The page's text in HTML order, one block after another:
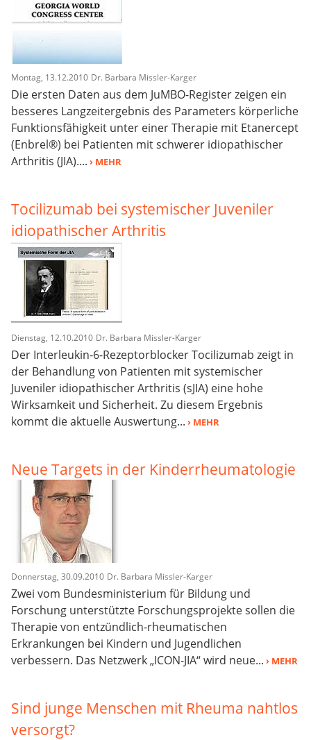
Montag, 13.12.2010 Dr. Barbara Missler-Karger
Die ersten Daten aus dem JuMBO-Register zeigen ein
besseres Langzeitergebnis des Parameters körperliche
Funktionsfähigkeit unter einer Therapie mit Etanercept
(Enbrel®) bei Patienten mit schwerer idiopathischer
Arthritis (JIA).... › MEHR
Tocilizumab bei systemischer Juveniler
idiopathischer Arthritis
Dienstag, 12.10.2010 Dr. Barbara Missler-Karger
Der Interleukin-6-Rezeptorblocker Tocilizumab zeigt in
der Behandlung von Patienten mit systemischer
Juveniler idiopathischer Arthritis (sJIA) eine hohe
Wirksamkeit und Sicherheit. Zu diesem Ergebnis
kommt die aktuelle Auswertung... › MEHR
Neue Targets in der Kinderrheumatologie
Donnerstag, 30.09.2010 Dr. Barbara Missler-Karger
Zwei vom Bundesministerium für Bildung und
Forschung unterstützte Forschungsprojekte sollen die
Therapie von entzündlich-rheumatischen
Erkrankungen bei Kindern und Jugendlichen
verbessern. Das Netzwerk „ICON-JIA“ wird neue... › MEHR
Sind junge Menschen mit Rheuma nahtlos
versorgt?